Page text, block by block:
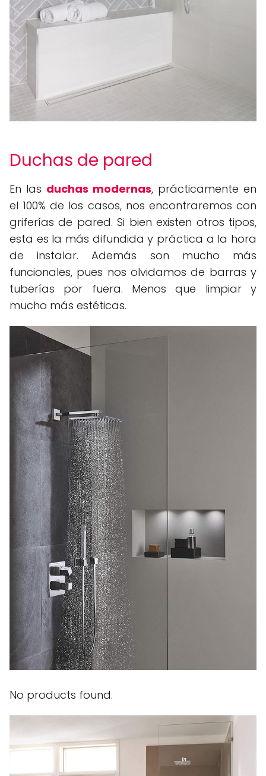
Duchas de pared
En las duchas modernas, prácticamente en
el 100% de los casos, nos encontraremos con
griferías de pared. Si bien existen otros tipos,
esta es la más difundida y práctica a la hora
de instalar. Además son mucho más
funcionales, pues nos olvidamos de barras y
tuberías por fuera. Menos que limpiar y
mucho más estéticas.
No products found.